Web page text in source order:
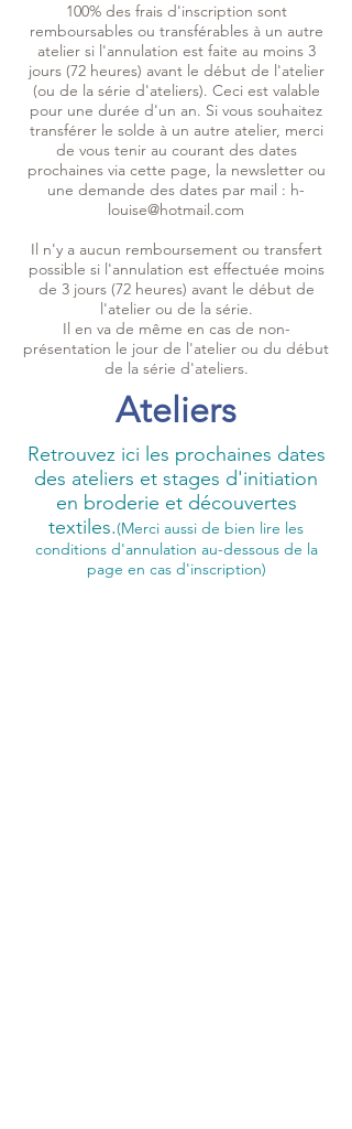
100% des frais d'inscription sont
remboursables ou transférables à un autre
atelier si l'annulation est faite au moins 3
jours (72 heures) avant le début de l'atelier
(ou de la série d'ateliers). Ceci est valable
pour une durée d'un an. Si vous souhaitez
transférer le solde à un autre atelier, merci
de vous tenir au courant des dates
prochaines via cette page, la newsletter ou
une demande des dates par mail : h-
louise@hotmail.com
Il n'y a aucun remboursement ou transfert
possible si l'annulation est effectuée moins
de 3 jours (72 heures) avant le début de
l'atelier ou de la série.
Il en va de même en cas de non-
présentation le jour de l'atelier ou du début
de la série d'ateliers.
Ateliers
Retrouvez ici les prochaines dates
des ateliers et stages d'initiation
en broderie et découvertes
textiles.(Merci aussi de bien lire les
conditions d'annulation au-dessous de la
page en cas d'inscription)